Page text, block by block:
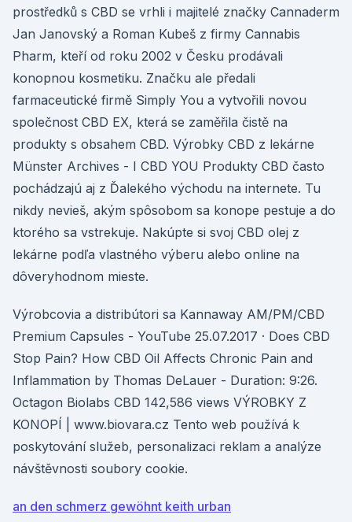
prostředků s CBD se vrhli i majitelé značky Cannaderm
Jan Janovský a Roman Kubeš z firmy Cannabis
Pharm, kteří od roku 2002 v Česku prodávali
konopnou kosmetiku. Značku ale předali
farmaceutické firmě Simply You a vytvořili novou
společnost CBD EX, která se zaměřila čistě na
produkty s obsahem CBD. Výrobky CBD z lekárne
Münster Archives - I CBD YOU Produkty CBD často
pochádzajú aj z Ďalekého východu na internete. Tu
nikdy nevieš, akým spôsobom sa konope pestuje a do
ktorého sa vstrekuje. Nakúpte si svoj CBD olej z
lekárne podľa vlastného výberu alebo online na
dôveryhodnom mieste.
Výrobcovia a distribútori sa Kannaway AM/PM/CBD
Premium Capsules - YouTube 25.07.2017 · Does CBD
Stop Pain? How CBD Oil Affects Chronic Pain and
Inflammation by Thomas DeLauer - Duration: 9:26.
Octagon Biolabs CBD 142,586 views VÝROBKY Z
KONOPÍ | www.biovara.cz Tento web používá k
poskytování služeb, personalizaci reklam a analýze
návštěvnosti soubory cookie.
an den schmerz gewöhnt keith urban